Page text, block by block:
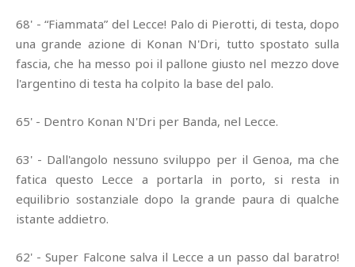
68' - “Fiammata” del Lecce! Palo di Pierotti, di testa, dopo
una grande azione di Konan N'Dri, tutto spostato sulla
fascia, che ha messo poi il pallone giusto nel mezzo dove
l'argentino di testa ha colpito la base del palo.
65' - Dentro Konan N'Dri per Banda, nel Lecce.
63' - Dall'angolo nessuno sviluppo per il Genoa, ma che
fatica questo Lecce a portarla in porto, si resta in
equilibrio sostanziale dopo la grande paura di qualche
istante addietro.
62' - Super Falcone salva il Lecce a un passo dal baratro!